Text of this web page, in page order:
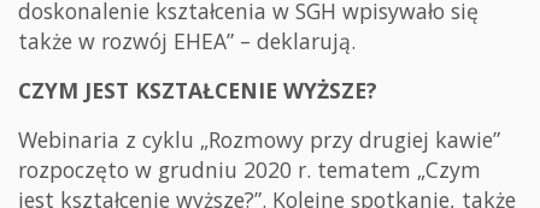
doskonalenie kształcenia w SGH wpisywało się
także w rozwój EHEA” – deklarują.
CZYM JEST KSZTAŁCENIE WYŻSZE?
Webinaria z cyklu „Rozmowy przy drugiej kawie”
rozpoczęto w grudniu 2020 r. tematem „Czym
jest kształcenie wyższe?”. Kolejne spotkanie, także